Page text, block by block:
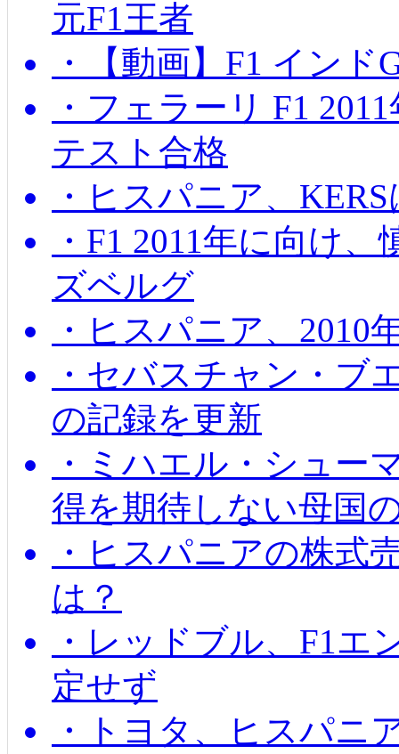
元F1王者
・【動画】F1 イン
・フェラーリ F1
テスト合格
・ヒスパニア、
・F1 2011年に向け
ズベルグ
・ヒスパニア、2010
・セバスチャン・ブ
の記録を更新
・ミハエル・シュー
得を期待しない母国
・ヒスパニアの株式
は？
・レッドブル、F1エ
定せず
・トヨタ、ヒスパニ